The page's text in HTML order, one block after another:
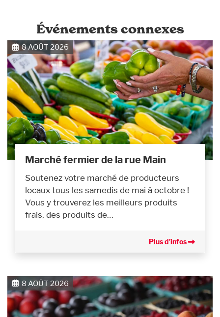
Événements connexes
8 AOÛT 2026
Marché fermier de la rue Main
Soutenez votre marché de producteurs
locaux tous les samedis de mai à octobre !
Vous y trouverez les meilleurs produits
frais, des produits de…
Plus d’infos
8 AOÛT 2026